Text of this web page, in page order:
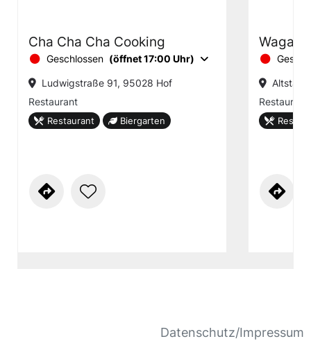
Cha Cha Cha Cooking
Geschlossen (öffnet 17:00 Uhr)
Ludwigstraße 91, 95028 Hof
Restaurant
Restaurant Biergarten
Wagaya
Altstadt
Restaurant
Datenschutz/Impressum